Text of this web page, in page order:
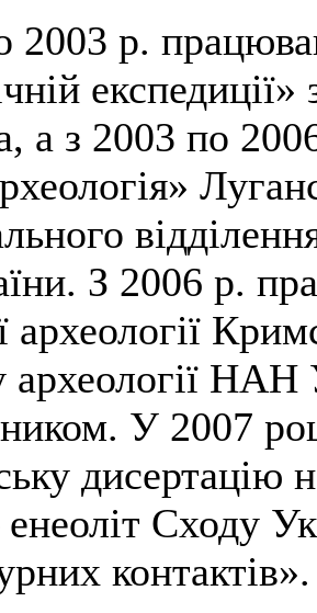
2003 р.
а з 2003 по
З 2006 р.
археології
археології
У 2007
дисертацію
Сходу
контактів».